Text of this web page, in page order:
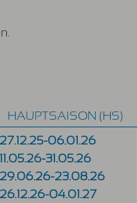
HAUPTSAISON (HS)
27.12.25-06.01.26
11.05.26-31.05.26
29.06.26-23.08.26
26.12.26-04.01.27